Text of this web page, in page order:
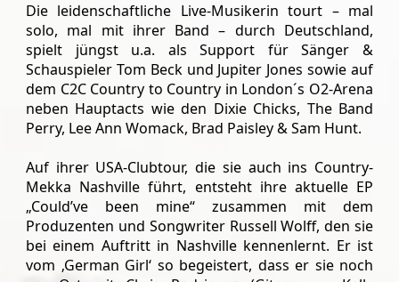
Die leidenschaftliche Live-Musikerin tourt – mal
solo, mal mit ihrer Band – durch Deutschland,
spielt jüngst u.a. als Support für Sänger &
Schauspieler Tom Beck und Jupiter Jones sowie auf
dem C2C Country to Country in London´s O2-Arena
neben Hauptacts wie den Dixie Chicks, The Band
Perry, Lee Ann Womack, Brad Paisley & Sam Hunt.
Auf ihrer USA-Clubtour, die sie auch ins Country-
Mekka Nashville führt, entsteht ihre aktuelle EP
„Could’ve been mine“ zusammen mit dem
Produzenten und Songwriter Russell Wolff, den sie
bei einem Auftritt in Nashville kennenlernt. Er ist
vom ‚German Girl‘ so begeistert, dass er sie noch